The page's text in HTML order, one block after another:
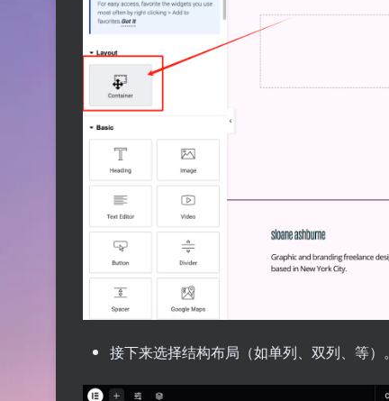
接下来选择结构布局（如单列、双列、等）。